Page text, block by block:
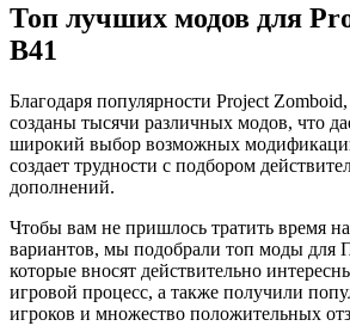
Топ лучших модов для
B41
Благодаря популярности Project
созданы тысячи различных модов, что
широкий выбор возможных
создает трудности с подбором
дополнений.
Чтобы вам не пришлось тратить время
вариантов, мы подобрали топ моды для
которые вносят действительно
игровой процесс, а также получили
игроков и множество положительных